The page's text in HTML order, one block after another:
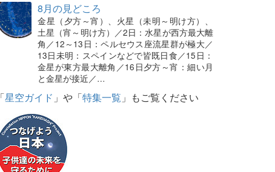
8月の見どころ
金星（夕方～宵）、火星（未明～明け方）、
土星（宵～明け方）／2日：水星が西方最大離
角／12～13日：ペルセウス座流星群が極大／
13日未明：スペインなどで皆既日食／15日：
金星が東方最大離角／16日夕方～宵：細い月
と金星が接近／…
「星空ガイド 」や「特集一覧 」もご覧ください